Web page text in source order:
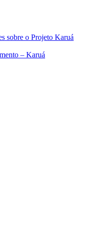
sobre o Projeto Karuá
– Karuá